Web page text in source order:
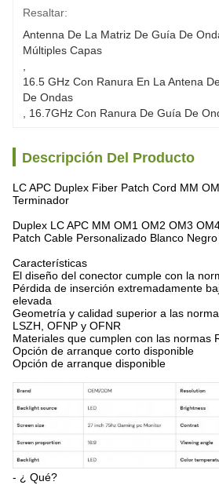
Resaltar:
Antenna De La Matriz De Guía De
Múltiples Capas
16.5 GHz Con Ranura En La Antena
De Ondas
16.7GHz Con Ranura De Guía De
Descripción Del Producto
LC APC Duplex Fiber Patch Cord MM
Terminador
Duplex LC APC MM OM1 OM2 OM3
Patch Cable Personalizado Blanco
Características
El diseño del conector cumple con la
Pérdida de inserción extremadamente
elevada
Geometría y calidad superior a las
LSZH, OFNP y OFNR
Materiales que cumplen con las normas
Opción de arranque corto disponible
Opción de arranque disponible
- ¿ Qué?